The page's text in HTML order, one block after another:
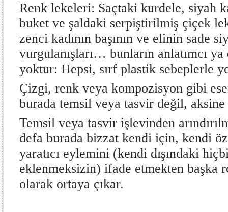
Renk lekeleri: Saçtaki kurdele, siyah
buket ve şaldaki serpiştirilmiş çiçek
zenci kadının başının ve elinin sade
vurgulanışları… bunların anlatımcı
yoktur: Hepsi, sırf plastik sebeplerle
Çizgi, renk veya kompozisyon gibi
burada temsil veya tasvir değil,
Temsil veya tasvir işlevinden
defa burada bizzat kendi için, kendi
yaratıcı eylemini (kendi dışındaki
eklenmeksizin) ifade etmekten başka
olarak ortaya çıkar.